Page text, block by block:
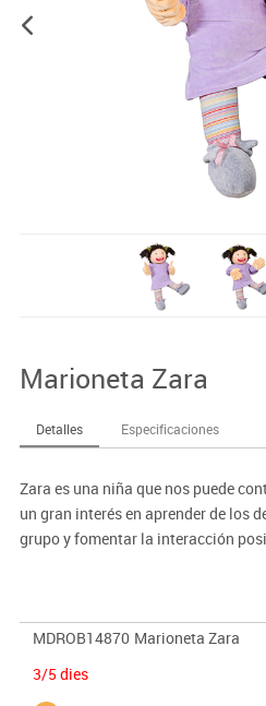
Marioneta Zara
Detalles Especificaciones
Zara es una niña que nos puede
un gran interés en aprender de los
grupo y fomentar la interacción
MDROB14870 Marioneta Zara
3/5 dies